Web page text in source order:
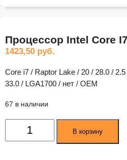
Процессор Intel Core
1423,50 руб.
Core i7 / Raptor Lake / 20 / 28.0 /
33.0 / LGA1700 / нет / OEM
67 в наличии
Количество
товара
В корзину